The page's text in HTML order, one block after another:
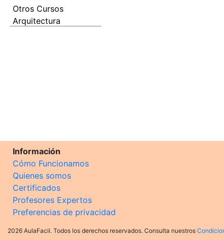
Otros Cursos
Arquitectura
Información
Cómo Funcionamos
Quienes somos
Certificados
Profesores Expertos
Preferencias de privacidad
2026 AulaFacil. Todos los derechos reservados. Consulta nuestros